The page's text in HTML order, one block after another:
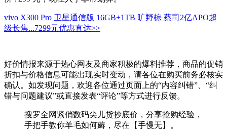
vivo X300 Pro 卫星通信版 16GB+1TB 旷野棕 蔡司2亿APO超
级长焦...7299元优惠直达>>
好价情报来源于热心网友及商家积极的爆料推荐，商品的促销
折扣与价格信息可能出现实时变动，请各位在购买前务必核实
确认。如发现问题，欢迎各位通过页面上的“内容纠错”、“纠
错与问题建议”或直接发表“评论”等方式进行反馈。
搜罗全网紧俏数码尖儿货抄底价，分享抢购经验，
手把手教你羊毛如何薅，尽在【手慢无】。